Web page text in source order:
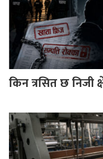
किन त्रसित छ निजी